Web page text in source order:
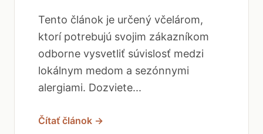
Tento článok je určený včelárom,
ktorí potrebujú svojim zákazníkom
odborne vysvetliť súvislosť medzi
lokálnym medom a sezónnymi
alergiami. Dozviete...
Čítať článok →